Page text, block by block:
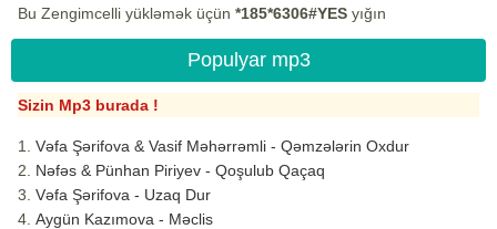
Bu Zengimcelli yükləmək üçün *185*6306#YES yığın
Populyar mp3
Sizin Mp3 burada !
Vəfa Şərifova & Vasif Məhərrəmli - Qəmzələrin Oxdur
Nəfəs & Pünhan Piriyev - Qoşulub Qaçaq
Vəfa Şərifova - Uzaq Dur
Aygün Kazımova - Məclis